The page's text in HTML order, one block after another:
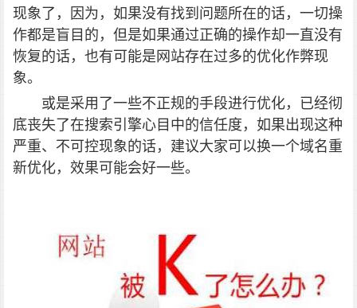
现象了，因为，如果没有找到问题所在的话，一切操
作都是盲目的，但是如果通过正确的操作却一直没有
恢复的话，也有可能是网站存在过多的优化作弊现
象。
或是采用了一些不正规的手段进行优化，已经彻
底丧失了在搜索引擎心目中的信任度，如果出现这种
严重、不可控现象的话，建议大家可以换一个域名重
新优化，效果可能会好一些。